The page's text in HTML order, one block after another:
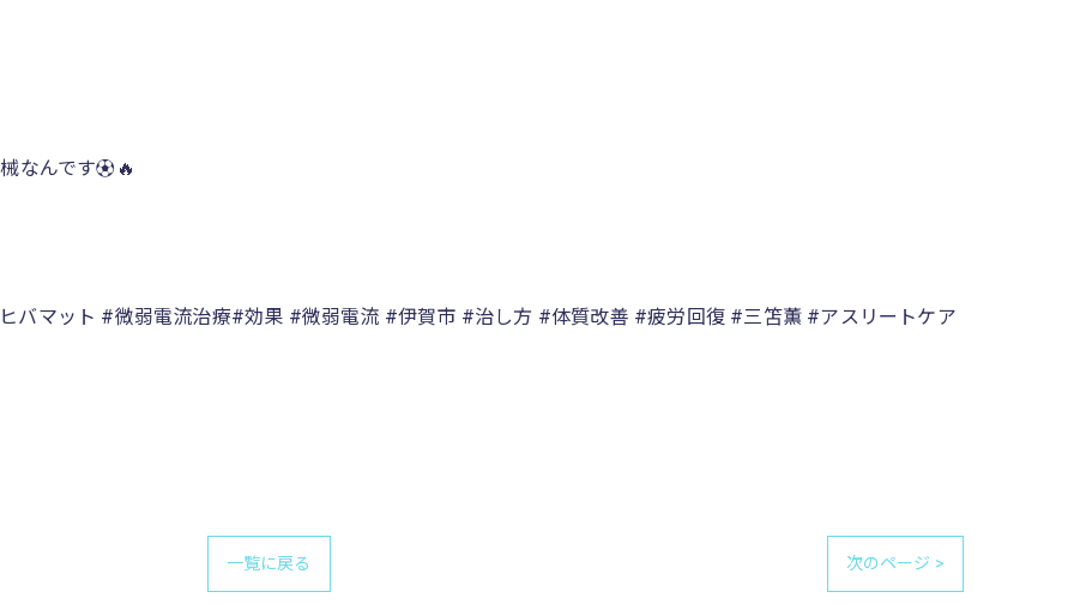
なんです⚽️🔥
バマット #微弱電流治療#効果 #微弱電流 #伊賀市 #治し方 #体質改善 #疲労回復 #三笘薫 #アスリートケア
一覧に戻る 次のページ >